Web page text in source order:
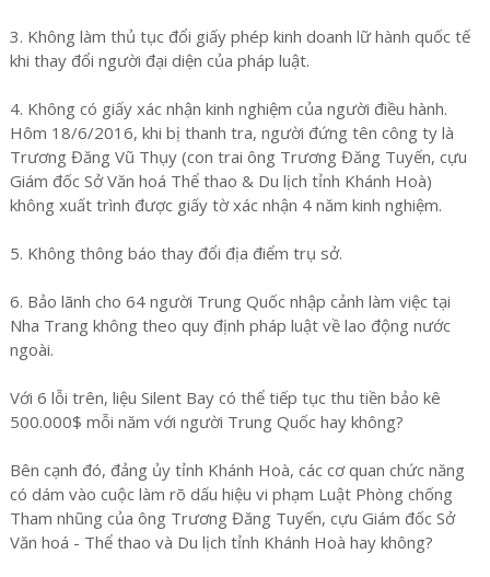
3. Không làm thủ tục đổi giấy phép kinh doanh lữ hành quốc tế
khi thay đổi người đại diện của pháp luật.
4. Không có giấy xác nhận kinh nghiệm của người điều hành.
Hôm 18/6/2016, khi bị thanh tra, người đứng tên công ty là
Trương Đăng Vũ Thụy (con trai ông Trương Đăng Tuyến, cựu
Giám đốc Sở Văn hoá Thể thao & Du lịch tỉnh Khánh Hoà)
không xuất trình được giấy tờ xác nhận 4 năm kinh nghiệm.
5. Không thông báo thay đổi địa điểm trụ sở.
6. Bảo lãnh cho 64 người Trung Quốc nhập cảnh làm việc tại
Nha Trang không theo quy định pháp luật về lao động nước
ngoài.
Với 6 lỗi trên, liệu Silent Bay có thể tiếp tục thu tiền bảo kê
500.000$ mỗi năm với người Trung Quốc hay không?
Bên cạnh đó, đảng ủy tỉnh Khánh Hoà, các cơ quan chức năng
có dám vào cuộc làm rõ dấu hiệu vi phạm Luật Phòng chống
Tham nhũng của ông Trương Đăng Tuyến, cựu Giám đốc Sở
Văn hoá - Thể thao và Du lịch tỉnh Khánh Hoà hay không?